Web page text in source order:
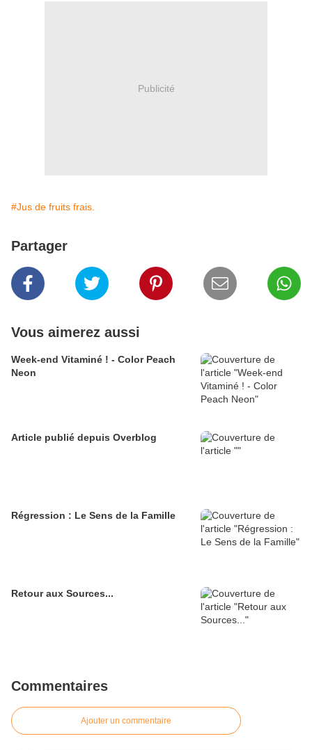
Publicité
#Jus de fruits frais.
Partager
Vous aimerez aussi
Week-end Vitaminé ! - Color Peach
Neon
Article publié depuis Overblog
Régression : Le Sens de la Famille
Retour aux Sources...
Commentaires
Ajouter un commentaire